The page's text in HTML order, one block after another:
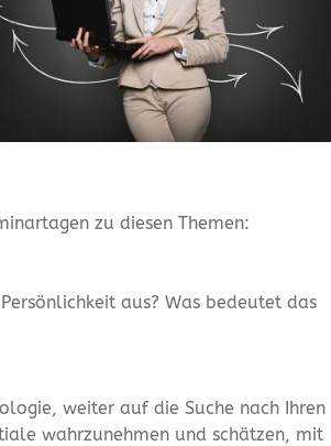
zu diesen Themen:
aus? Was bedeutet das
weiter auf die Suche nach Ihren
wahrzunehmen und schätzen, mit